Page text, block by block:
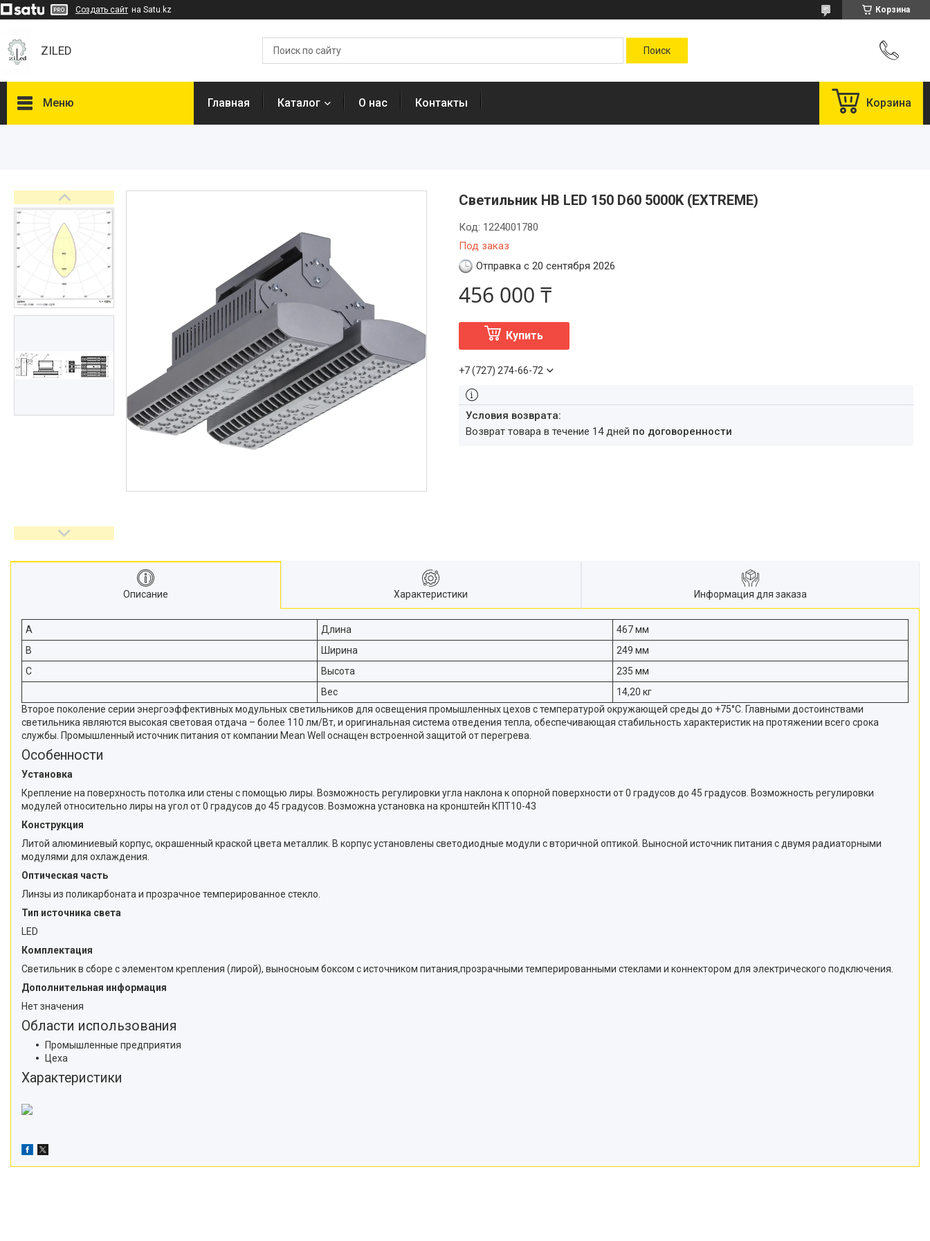
Создать сайт на Satu.kz Корзина
ZILED
Меню
ФАРЛАЙТ
NLCO
INNOLUX
Отзывы
Главная Каталог О нас Контакты Корзина
Светильник HB LED 150 D60 5000K (EXTREME)
Под заказ
Код: 1224001780
Отправка с 20 сентября 2026
456 000 ₸
Купить
+7 (727) 274-66-72
возврат товара в течение 14 дней по договоренности
Описание Характеристики Информация для заказа
A Длина
467 мм
B
Ширина
249 мм
C
Высота
235 мм
Вес
14,20 кг
Второе поколение серии энергоэффективных модульных светильников для освещения промышленных цехов с температурой окружающей среды до +75°С. Главными достоинствами
светильника являются высокая световая отдача – более 110 лм/Вт, и оригинальная система отведения тепла, обеспечивающая стабильность характеристик на протяжении всего срока
службы. Промышленный источник питания от компании Mean Well оснащен встроенной защитой от перегрева.
Особенности
Установка
Крепление на поверхность потолка или стены с помощью лиры. Возможность регулировки угла наклона к опорной поверхности от 0 градусов до 45 градусов. Возможность регулировки
модулей относительно лиры на угол от 0 градусов до 45 градусов. Возможна установка на кронштейн КПТ10-43
Конструкция
Литой алюминиевый корпус, окрашенный краской цвета металлик. В корпус установлены светодиодные модули с вторичной оптикой. Выносной источник питания с двумя радиаторными
модулями для охлаждения.
Оптическая часть
Линзы из поликарбоната и прозрачное темперированное стекло.
Тип источника света
LED
Комплектация
Светильник в сборе с элементом крепления (лирой), выносноым боксом с источником питания,прозрачными темперированными стеклами и коннектором для электрического подключения.
Дополнительная информация
Нет значения
Области использования
Промышленные предприятия
Цеха
Характеристики